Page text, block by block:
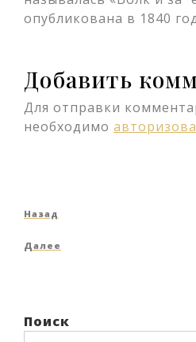
опубликована в 1840
Добавить
Для отправки
необходимо
Навигация
по
Предыдущая
Назад
Следующая
Далее
Поиск